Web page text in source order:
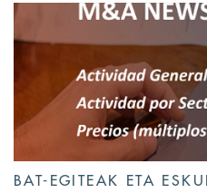
BAT-EGITEAK ETA